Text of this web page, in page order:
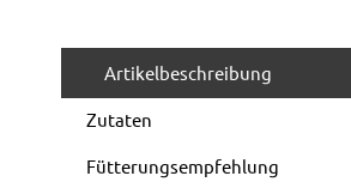
Artikelbeschreibung
Zutaten
Fütterungsempfehlung